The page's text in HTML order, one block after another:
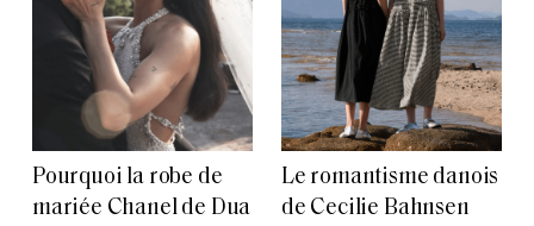
Pourquoi la robe de
mariée Chanel de Dua
Le romantisme danois
de Cecilie Bahnsen